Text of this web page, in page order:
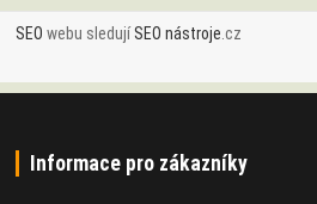
SEO webu sledujíSEO nástroje.cz
Informace pro zákazníky